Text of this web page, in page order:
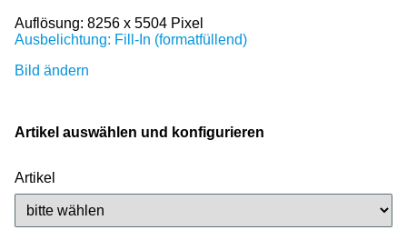
Auflösung: 8256 x 5504 Pixel
Ausbelichtung: Fill-In (formatfüllend)
Bild ändern
Artikel auswählen und konfigurieren
Artikel